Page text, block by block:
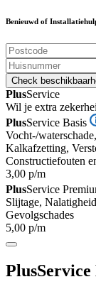
Benieuwd of
Check
PlusService
Wil je extra
PlusService Basis
Vocht-/
Kalkafzetting,
Constructiefouten
3,00 p/m
PlusService
Slijtage,
Gevolgschades
5,00 p/m
PlusService